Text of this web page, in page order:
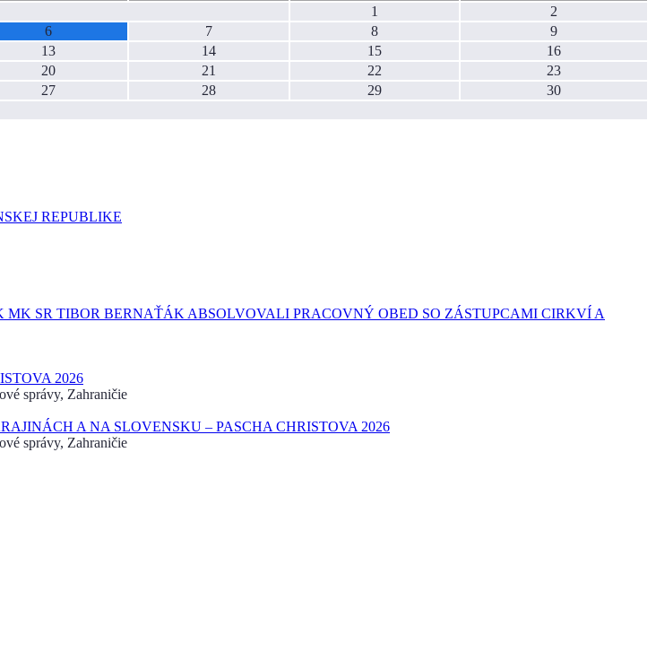
1
2
6 7 8
9
13 14 15
16
20 21 22
23
27 28 29
30
REPUBLIKE
SR TIBOR BERNAŤÁK ABSOLVOVALI PRACOVNÝ OBED SO ZÁSTUPCAMI CIRKVÍ A
2026
správy, Zahraničie
A NA SLOVENSKU – PASCHA CHRISTOVA 2026
správy, Zahraničie